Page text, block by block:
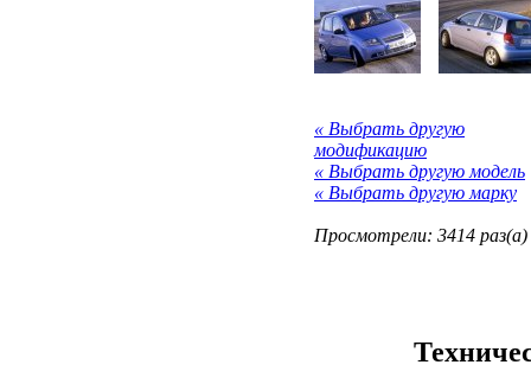
« Выбрать другую
модификацию
« Выбрать другую модель
« Выбрать другую марку
Просмотрели: 3414 раз(а)